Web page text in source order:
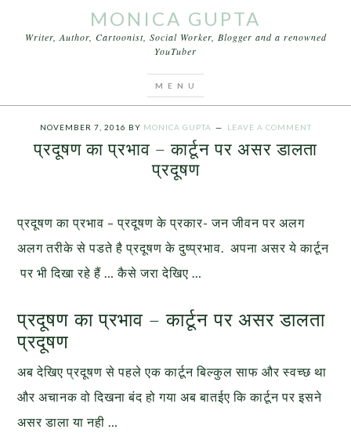
MONICA GUPTA
Writer, Author, Cartoonist, Social Worker, Blogger and a renowned
YouTuber
कार्टून पर असर डालता प्रदूषण
NOVEMBER 7, 2016 BY MONICA GUPTA LEAVE A COMMENT
प्रदूषण का प्रभाव – कार्टून पर असर डालता
प्रदूषण
प्रदूषण का प्रभाव – प्रदूषण के प्रकार- जन जीवन पर अलग
अलग तरीके से पडते है प्रदूषण के दुष्प्रभाव. अपना असर ये कार्टून
पर भी दिखा रहे हैं … कैसे जरा देखिए …
प्रदूषण का प्रभाव – कार्टून पर असर डालता
प्रदूषण
अब देखिए प्रदूषण से पहले एक कार्टून बिल्कुल साफ और स्वच्छ था
और अचानक वो दिखना बंद हो गया अब बातईए कि कार्टून पर इसने
असर डाला या नही …